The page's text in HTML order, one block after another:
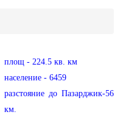
площ - 224.5 кв. км
население - 6459
разстояние до Пазарджик-56
км.